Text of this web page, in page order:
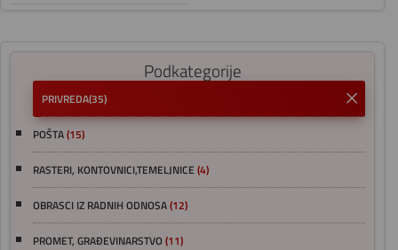
Podkategorije
PRIVREDA(35)
POŠTA(15)
RASTERI, KONTOVNICI,TEMELJNICE (4)
OBRASCI IZ RADNIH ODNOSA(12)
PROMET, GRAĐEVINARSTVO(11)